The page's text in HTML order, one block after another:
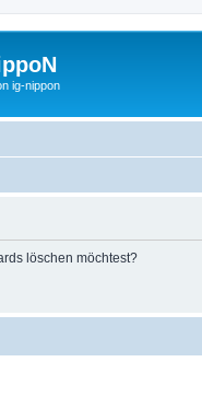
ig-nippon
löschen möchtest?